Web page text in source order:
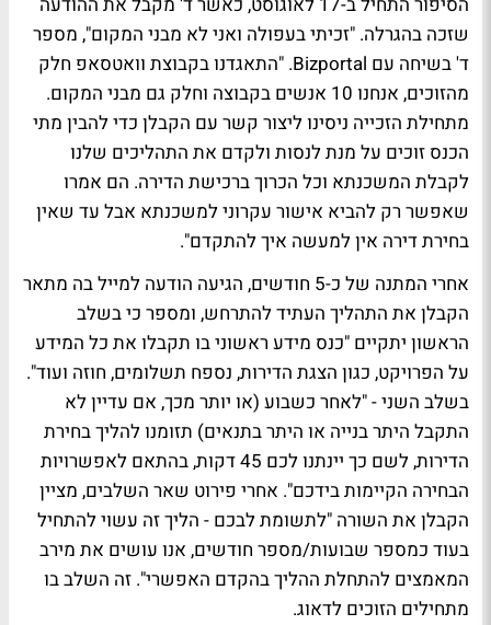
שזכה בהגרלה. "זכיתי בעפולה ואני לא מבני המקום", מספר
ד' בשיחה עם Bizportal. "התאגדנו בקבוצת וואטסאפ חלק
מהזוכים, אנחנו 10 אנשים בקבוצה וחלק גם מבני המקום.
מתחילת הזכייה ניסינו ליצור קשר עם הקבלן כדי להבין מתי
הכנס זוכים על מנת לנסות ולקדם את התהליכים שלנו
לקבלת המשכנתא וכל הכרוך ברכישת הדירה. הם אמרו
שאפשר רק להביא אישור עקרוני למשכנתא אבל עד שאין
בחירת דירה אין למעשה איך להתקדם".
אחרי המתנה של כ-5 חודשים, הגיעה הודעה למייל בה מתאר
הקבלן את התהליך העתיד להתרחש, ומספר כי בשלב
הראשון יתקיים "כנס מידע ראשוני בו תקבלו את כל המידע
על הפרויקט, כגון הצגת הדירות, נספח תשלומים, חוזה ועוד".
בשלב השני - "לאחר כשבוע (או יותר מכך, אם עדיין לא
התקבל היתר בנייה או היתר בתנאים) תזומנו להליך בחירת
הדירות, לשם כך יינתנו לכם 45 דקות, בהתאם לאפשרויות
הבחירה הקיימות בידכם". אחרי פירוט שאר השלבים, מציין
הקבלן את השורה "לתשומת לבכם - הליך זה עשוי להתחיל
בעוד כמספר שבועות/מספר חודשים, אנו עושים את מירב
המאמצים להתחלת ההליך בהקדם האפשרי". זה השלב בו
מתחילים הזוכים לדאוג.